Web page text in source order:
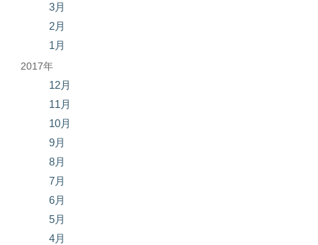
3月
2月
1月
2017年
12月
11月
10月
9月
8月
7月
6月
5月
4月